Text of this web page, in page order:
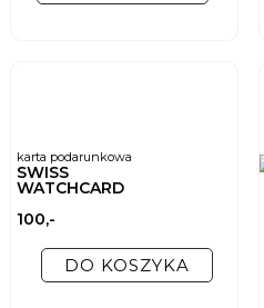
karta podarunkowa
SWISS
WATCHCARD
100,-
DO KOSZYKA